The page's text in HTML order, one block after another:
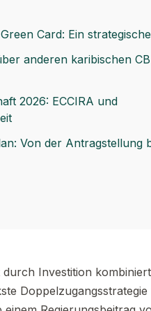
Card: Ein
anderen karibischen
2026: ECCIRA und
Von der Antragstellung
Investition